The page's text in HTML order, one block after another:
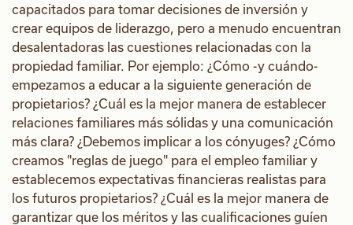
capacitados para tomar decisiones de inversión y
crear equipos de liderazgo, pero a menudo encuentran
desalentadoras las cuestiones relacionadas con la
propiedad familiar. Por ejemplo: ¿Cómo -y cuándo-
empezamos a educar a la siguiente generación de
propietarios? ¿Cuál es la mejor manera de establecer
relaciones familiares más sólidas y una comunicación
más clara? ¿Debemos implicar a los cónyuges? ¿Cómo
creamos "reglas de juego" para el empleo familiar y
establecemos expectativas financieras realistas para
los futuros propietarios? ¿Cuál es la mejor manera de
garantizar que los méritos y las cualificaciones guíen